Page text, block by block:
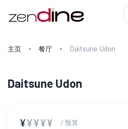
主页 餐厅 Daitsune Udon
Daitsune Udon
¥¥¥¥¥ / 预算